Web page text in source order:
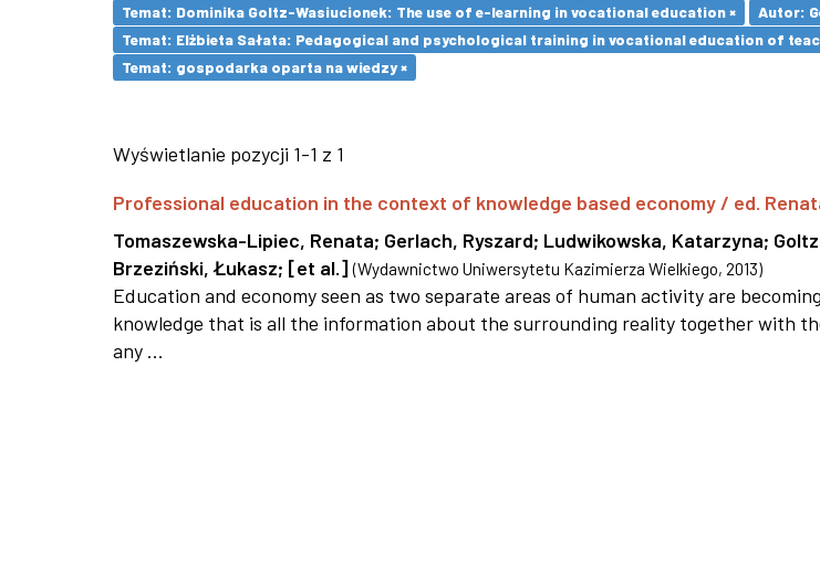
Temat: Dominika Goltz-Wasiucionek: The use of e-learning in vocational education ×
Autor:
Temat: Elżbieta Sałata: Pedagogical and psychological training in vocational education of
Temat: gospodarka oparta na wiedzy ×
Wyświetlanie pozycji 1-1 z 1
Professional education in the context of knowledge based economy / ed.
Tomaszewska-Lipiec, Renata; Gerlach, Ryszard; Ludwikowska, Katarzyna;
Brzeziński, Łukasz; [et al.] (Wydawnictwo Uniwersytetu Kazimierza Wielkiego, 2013)
Education and economy seen as two separate areas of human activity are
knowledge that is all the information about the surrounding reality together with
any ...